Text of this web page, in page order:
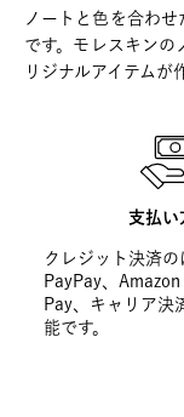
ノートと色を合わ
です。モレスキンの
リジナルアイテムが
支払い
クレジット決済の
PayPay、
Pay、キャリア決
能です。